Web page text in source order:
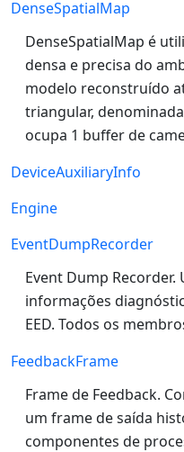
DenseSpatialMap
DenseSpatialMap é
densa e precisa do
modelo reconstruído
triangular,
ocupa 1 buffer de
DeviceAuxiliaryInfo
Engine
EventDumpRecorder
Event Dump
informações
EED. Todos os
FeedbackFrame
Frame de Feedback.
um frame de saída
componentes de